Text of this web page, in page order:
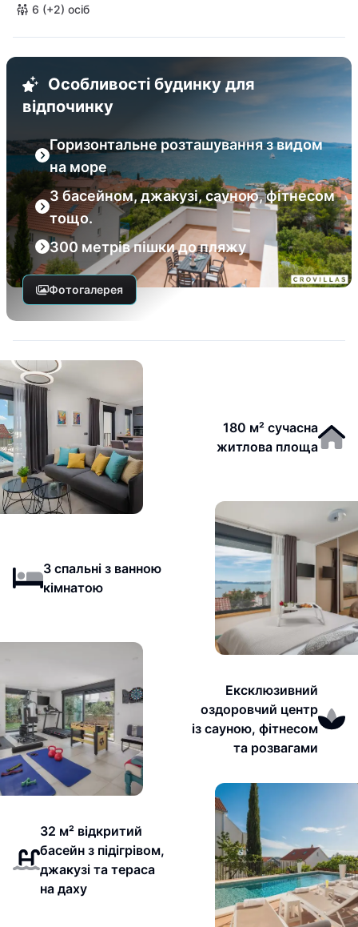
6 (+2) осіб
Особливості будинку для
відпочинку
Горизонтальне розташування з видом
на море
З басейном, джакузі, сауною, фітнесом
тощо.
300 метрів пішки до пляжу
Фотогалерея
180 м² сучасна
житлова площа
3 спальні з ванною
кімнатою
Ексклюзивний
оздоровчий центр
із сауною, фітнесом
та розвагами
32 м² відкритий
басейн з підігрівом,
джакузі та тераса
на даху